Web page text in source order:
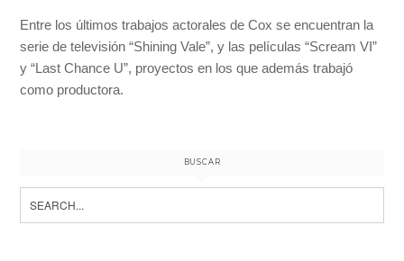
Entre los últimos trabajos actorales de Cox se encuentran la
serie de televisión “Shining Vale”, y las películas “Scream VI”
y “Last Chance U”, proyectos en los que además trabajó
como productora.
BUSCAR